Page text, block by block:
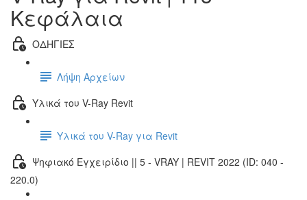
Κεφάλαια
ΟΔΗΓΙΕΣ
Λήψη Αρχείων
Υλικά του V-Ray Revit
Υλικά του V-Ray για Revit
Ψηφιακό Εγχειρίδιο || 5 - VRAY | REVIT 2022 (ID: 040 -
220.0)